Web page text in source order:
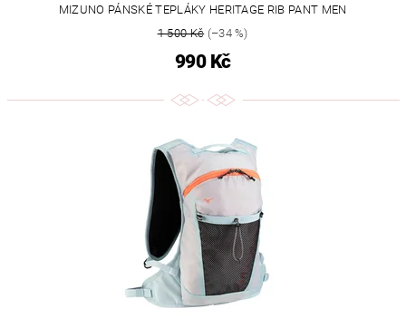
MIZUNO PÁNSKÉ TEPLÁKY HERITAGE RIB PANT MEN
1 500 Kč(–34 %)
990 Kč